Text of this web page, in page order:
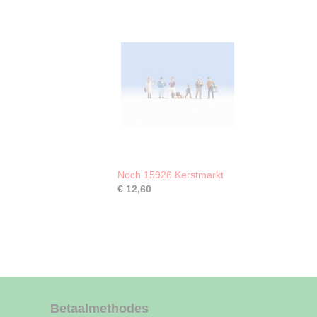
Noch 15926 Kerstmarkt
€ 12,60
Betaalmethodes